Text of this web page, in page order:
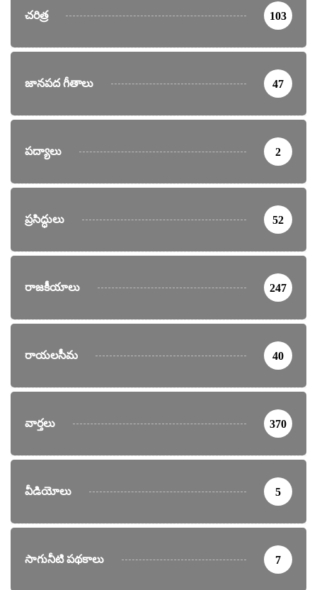
చరిత్ర 103
జానపద గీతాలు 47
పద్యాలు 2
ప్రసిద్ధులు 52
రాజకీయాలు 247
రాయలసీమ 40
వార్తలు 370
వీడియోలు 5
సాగునీటి పథకాలు 7